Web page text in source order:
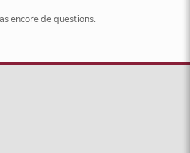
encore de questions.